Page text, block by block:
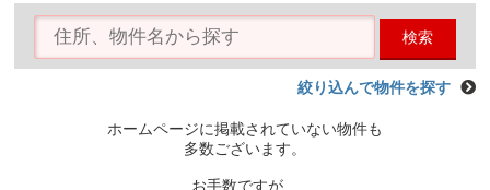
検索
絞り込んで物件を探す
ホームページに掲載されていない物件も
多数ございます。
お手数ですが、